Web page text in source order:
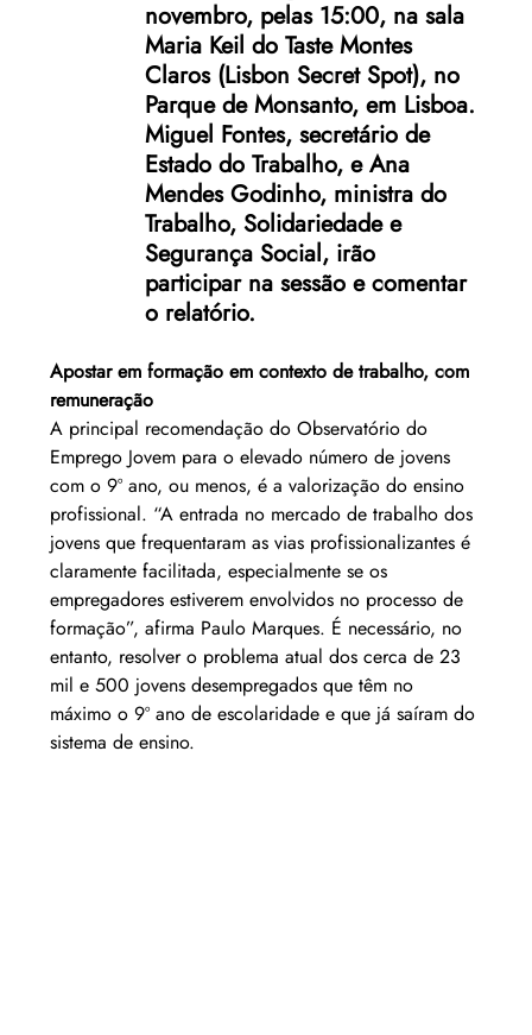
novembro, pelas 15:00, na sala
Maria Keil do Taste Montes
Claros (Lisbon Secret Spot), no
Parque de Monsanto, em Lisboa.
Miguel Fontes, secretário de
Estado do Trabalho, e Ana
Mendes Godinho, ministra do
Trabalho, Solidariedade e
Segurança Social, irão
participar na sessão e comentar
o relatório.
Apostar em formação em contexto de trabalho, com
remuneração
A principal recomendação do Observatório do
Emprego Jovem para o elevado número de jovens
com o 9º ano, ou menos, é a valorização do ensino
profissional. “A entrada no mercado de trabalho dos
jovens que frequentaram as vias profissionalizantes é
claramente facilitada, especialmente se os
empregadores estiverem envolvidos no processo de
formação”, afirma Paulo Marques. É necessário, no
entanto, resolver o problema atual dos cerca de 23
mil e 500 jovens desempregados que têm no
máximo o 9º ano de escolaridade e que já saíram do
sistema de ensino.